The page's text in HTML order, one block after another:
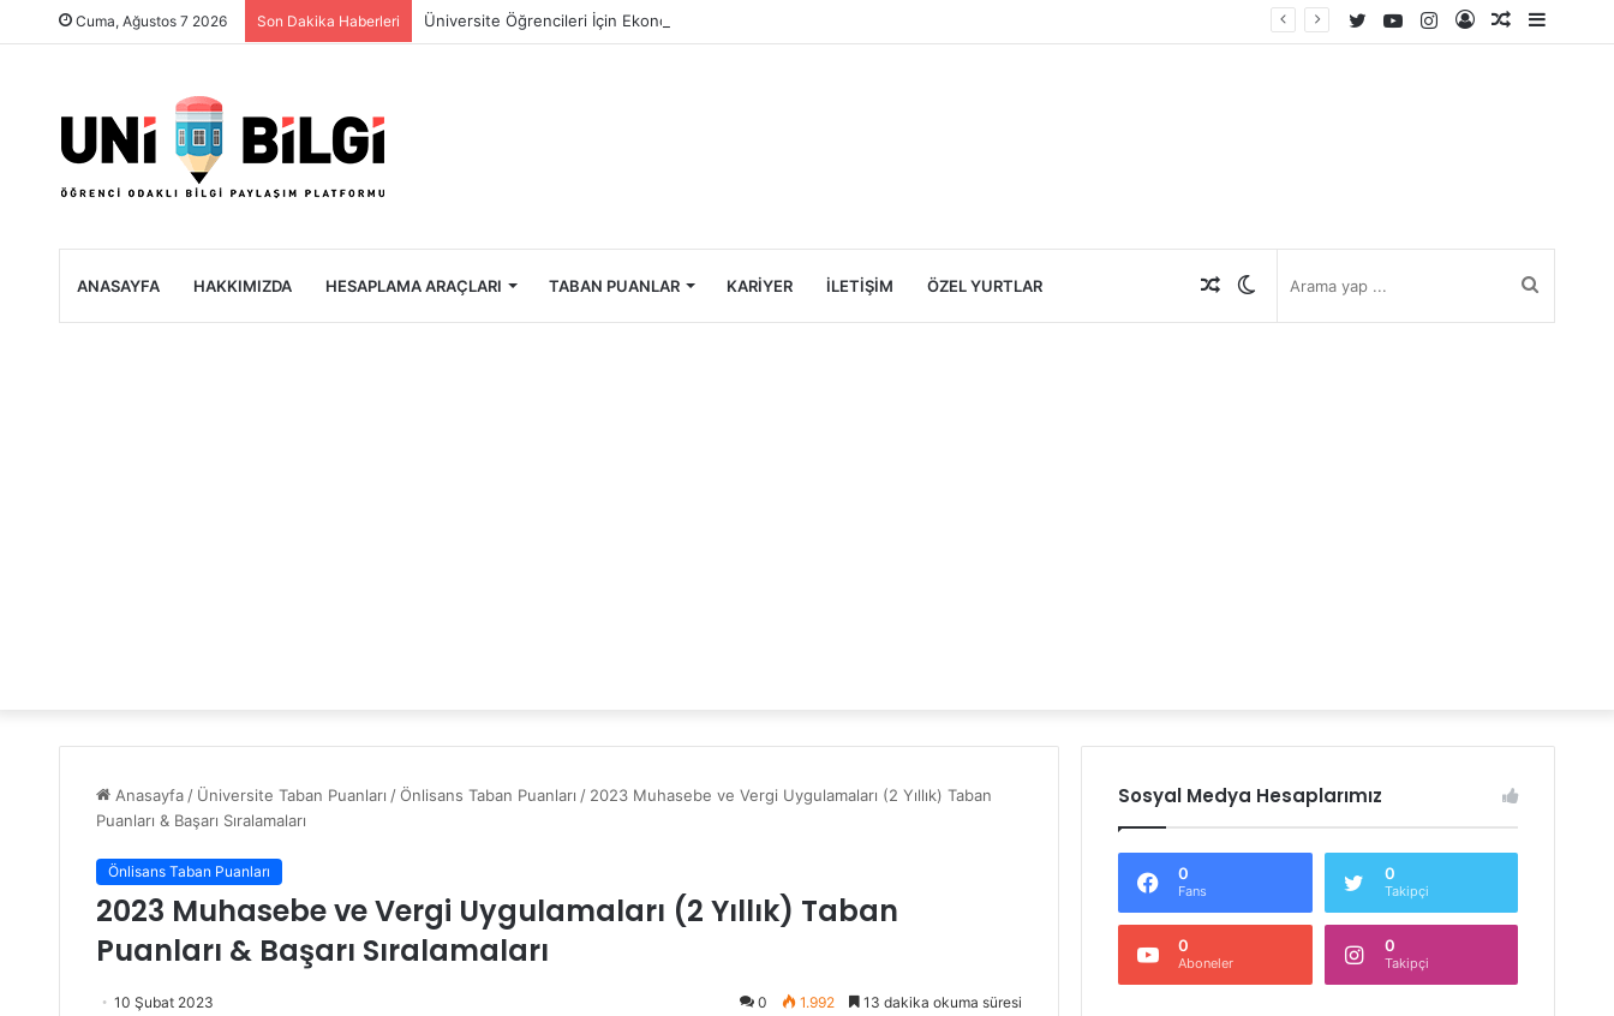
Cuma, Ağustos 7 2026 Son Dakika Haberleri Üniversite Öğrencileri İçin Ekonomik Tatil Rehberi
Rastgele
Kayıt
Instagram
YouTube
Twitter
ANASAYFA HAKKIMIZDA HESAPLAMA ARAÇLARI TABAN PUANLAR KARIYER İLETIŞIM ÖZEL YURTLAR Rastgele
Anasayfa / Üniversite Taban Puanları / Önlisans Taban Puanları / 2023 Muhasebe ve Vergi Uygulamaları (2 Yıllık) Taban
Puanları & Başarı Sıralamaları
Önlisans Taban Puanları
2023 Muhasebe ve Vergi Uygulamaları (2 Yıllık) Taban
Puanları & Başarı Sıralamaları
10 Şubat 2023 0 1.992 13 dakika okuma süresi
Sosyal Medya Hesaplarımız
0
Fans
0
Takipçi
0
Aboneler
0
Takipçi